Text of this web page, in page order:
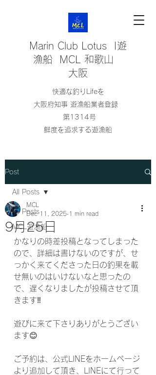
Marin Club Lotus |遊
漁船 MCL 和歌山
大阪
快適な釣りLifeを
大阪府知事 遊漁船業者登録
第1314号
鮮度を追求する遊漁船
Post
All Posts
MCL遊漁船
All Posts
9月25日
MCL
Dec 11, 2025 1 min read
かなりの時差投稿となってしまった
ので、詳細は書けないのですが、せ
っかく来てくださった日の釣果を載
せ無いのはいけないなと思ったの
で、遅くなりましたが投稿させて頂
きます‼️
遊びに来て下さりありがとうござい
ます😊
ご予約は、公式LINEをホームページ
より追加して頂き、LINEにて行って